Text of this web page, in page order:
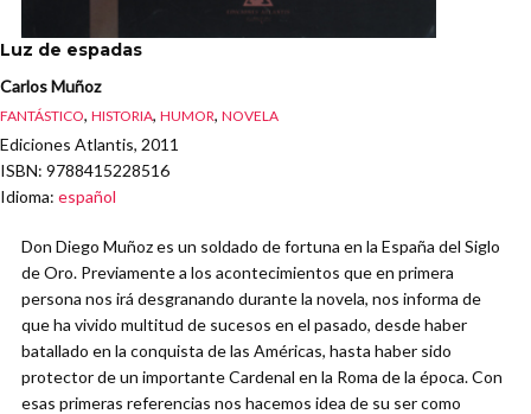
Luz de espadas
Carlos Muñoz
FANTÁSTICO, HISTORIA, HUMOR, NOVELA
Ediciones Atlantis, 2011
ISBN: 9788415228516
Idioma: español
Don Diego Muñoz es un soldado de fortuna en la España del Siglo
de Oro. Previamente a los acontecimientos que en primera
persona nos irá desgranando durante la novela, nos informa de
que ha vivido multitud de sucesos en el pasado, desde haber
batallado en la conquista de las Américas, hasta haber sido
protector de un importante Cardenal en la Roma de la época. Con
esas primeras referencias nos hacemos idea de su ser como